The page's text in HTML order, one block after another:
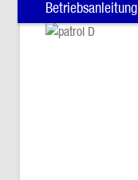
Betriebsanleitung